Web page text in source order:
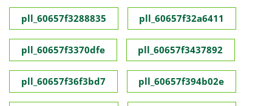
pll_60657f3288835 pll_60657f32a6411
pll_60657f3370dfe pll_60657f3437892
pll_60657f36f3bd7 pll_60657f394b02e